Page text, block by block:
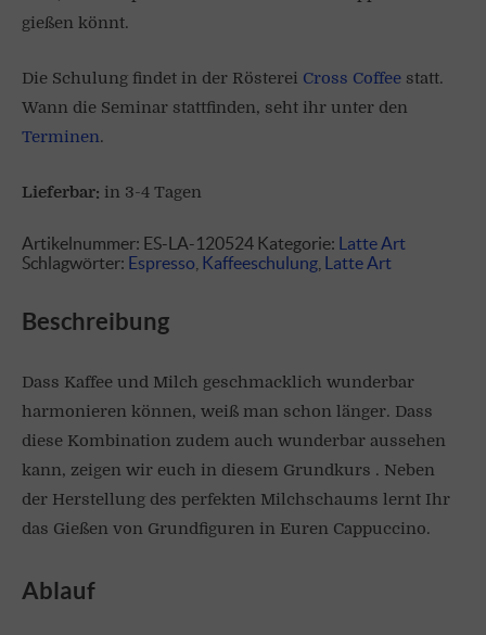
gießen könnt.
Die Schulung findet in der Rösterei Cross Coffee statt.
Wann die Seminar stattfinden, seht ihr unter den
Terminen.
Lieferbar: in 3-4 Tagen
Artikelnummer: ES-LA-120524 Kategorie: Latte Art
Schlagwörter: Espresso Kaffeeschulung Latte Art
Beschreibung
Dass Kaffee und Milch geschmacklich wunderbar
harmonieren können, weiß man schon länger. Dass
diese Kombination zudem auch wunderbar aussehen
kann, zeigen wir euch in diesem Grundkurs . Neben
der Herstellung des perfekten Milchschaums lernt Ihr
das Gießen von Grundfiguren in Euren Cappuccino.
Ablauf